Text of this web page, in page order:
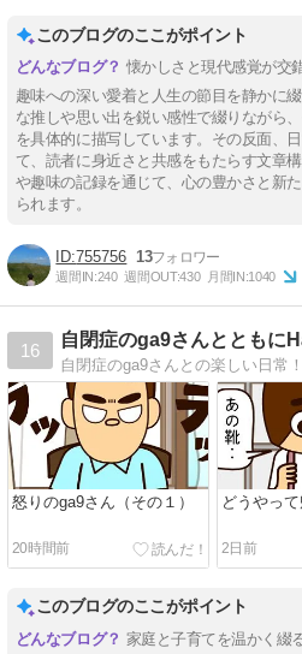
このブログのここがポイント
懐かしさと現代感覚が交
趣味への深い愛着と人生の節目を静かに
な推しや思い出を鋭い感性で綴りながら
を具体的に描写しています。その反面、
て、読者に身近さと共感をもたらす文章
や趣味の記録を通じて、心の豊かさと新
られます。
755756 13
週間IN:240 週間OUT:430 月間IN:1040
16
自閉症のga9さんとともに
怒りのga9さん（その１）
20時間前
どうやっ
2日前
このブログのここがポイント
家庭と子育てを温かく綴